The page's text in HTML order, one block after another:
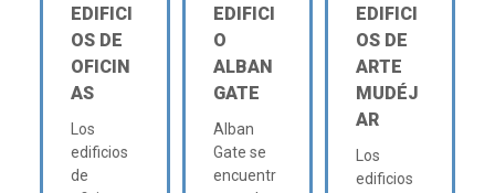
EDIFICI
OS DE
OFICIN
AS
Los
edificios
de
EDIFICI
O
ALBAN
GATE
Alban
Gate se
encuentr
EDIFICI
OS DE
ARTE
MUDÉJ
AR
Los
edificios